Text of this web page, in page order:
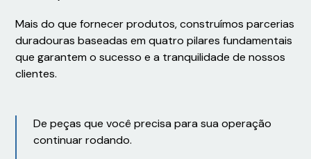
Mais do que fornecer produtos, construímos parcerias
duradouras baseadas em quatro pilares fundamentais
que garantem o sucesso e a tranquilidade de nossos
clientes.
De peças que você precisa para sua operação
continuar rodando.